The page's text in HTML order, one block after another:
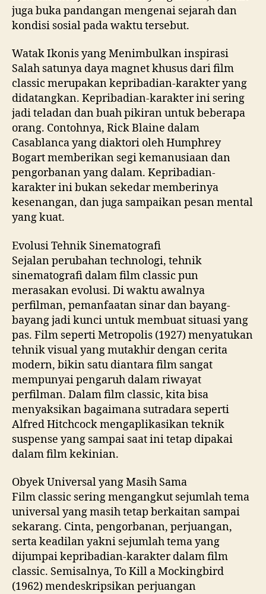
juga buka pandangan mengenai sejarah dan
kondisi sosial pada waktu tersebut.
Watak Ikonis yang Menimbulkan inspirasi
Salah satunya daya magnet khusus dari film
classic merupakan kepribadian-karakter yang
didatangkan. Kepribadian-karakter ini sering
jadi teladan dan buah pikiran untuk beberapa
orang. Contohnya, Rick Blaine dalam
Casablanca yang diaktori oleh Humphrey
Bogart memberikan segi kemanusiaan dan
pengorbanan yang dalam. Kepribadian-
karakter ini bukan sekedar memberinya
kesenangan, dan juga sampaikan pesan mental
yang kuat.
Evolusi Tehnik Sinematografi
Sejalan perubahan technologi, tehnik
sinematografi dalam film classic pun
merasakan evolusi. Di waktu awalnya
perfilman, pemanfaatan sinar dan bayang-
bayang jadi kunci untuk membuat situasi yang
pas. Film seperti Metropolis (1927) menyatukan
tehnik visual yang mutakhir dengan cerita
modern, bikin satu diantara film sangat
mempunyai pengaruh dalam riwayat
perfilman. Dalam film classic, kita bisa
menyaksikan bagaimana sutradara seperti
Alfred Hitchcock mengaplikasikan teknik
suspense yang sampai saat ini tetap dipakai
dalam film kekinian.
Obyek Universal yang Masih Sama
Film classic sering mengangkut sejumlah tema
universal yang masih tetap berkaitan sampai
sekarang. Cinta, pengorbanan, perjuangan,
serta keadilan yakni sejumlah tema yang
dijumpai kepribadian-karakter dalam film
classic. Semisalnya, To Kill a Mockingbird
(1962) mendeskripsikan perjuangan